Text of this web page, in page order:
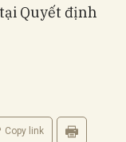
Quyết định
Copy link